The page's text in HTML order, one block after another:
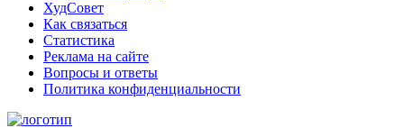
ХудСовет
Как связаться
Статистика
Реклама на сайте
Вопросы и ответы
Политика конфиденциальности